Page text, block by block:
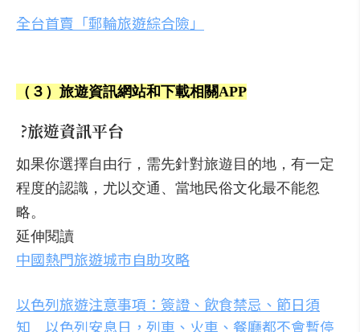
全台首賣「郵輪旅遊綜合險」
（３）旅遊資訊網站和下載相關APP
?旅遊資訊平台
如果你選擇自由行，需先針對旅遊目的地，有一定
程度的認識，尤以交通、當地民俗文化最不能忽
略。
延伸閱讀
中國熱門旅遊城市自助攻略
以色列旅遊注意事項：簽證、飲食禁忌、節日須
知 以色列安息日，列車、火車、餐廳都不會暫停